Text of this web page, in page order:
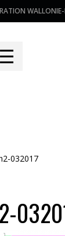
WALLONIE-
☰
032017